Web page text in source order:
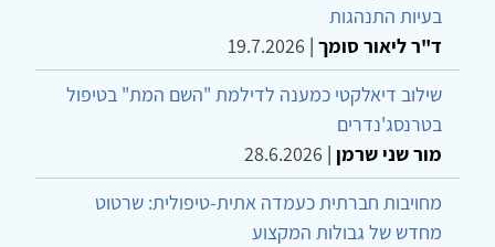
בעיות התנהגות
ד"ר ליאור סומך |
19.7.2026
שילוב דיאלקטי כמענה לדילמת "השם המת" בטיפול
בטרנסג'נדרים
מור שני שרמן |
28.6.2026
מחויבות חברתית כעמדה אתית-טיפולית: שרטוט
מחדש של גבולות המקצוע